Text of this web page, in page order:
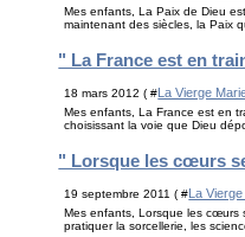
Mes enfants, La Paix de Dieu
maintenant des siècles, la Paix
" La France est en
18 mars 2012 ( #La Vierge
Mes enfants, La France est en
choisissant la voie que Dieu
" Lorsque les cœurs
19 septembre 2011 ( #La
Mes enfants, Lorsque les cœurs
pratiquer la sorcellerie, les